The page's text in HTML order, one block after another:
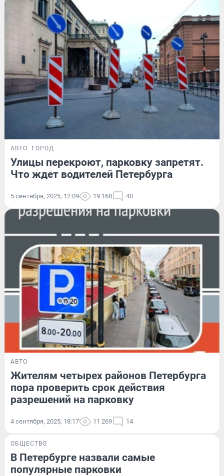
АВТО ГОРОД
Улицы перекроют, парковку запретят.
Что ждет водителей Петербурга
5 сентября, 2025, 12:09 19 168 40
АВТО
Жителям четырех районов Петербурга
пора проверить срок действия
разрешений на парковку
4 сентября, 2025, 18:17 11 269 14
ОБЩЕСТВО
В Петербурге назвали самые
популярные парковки